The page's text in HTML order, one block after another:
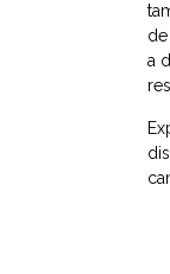
a